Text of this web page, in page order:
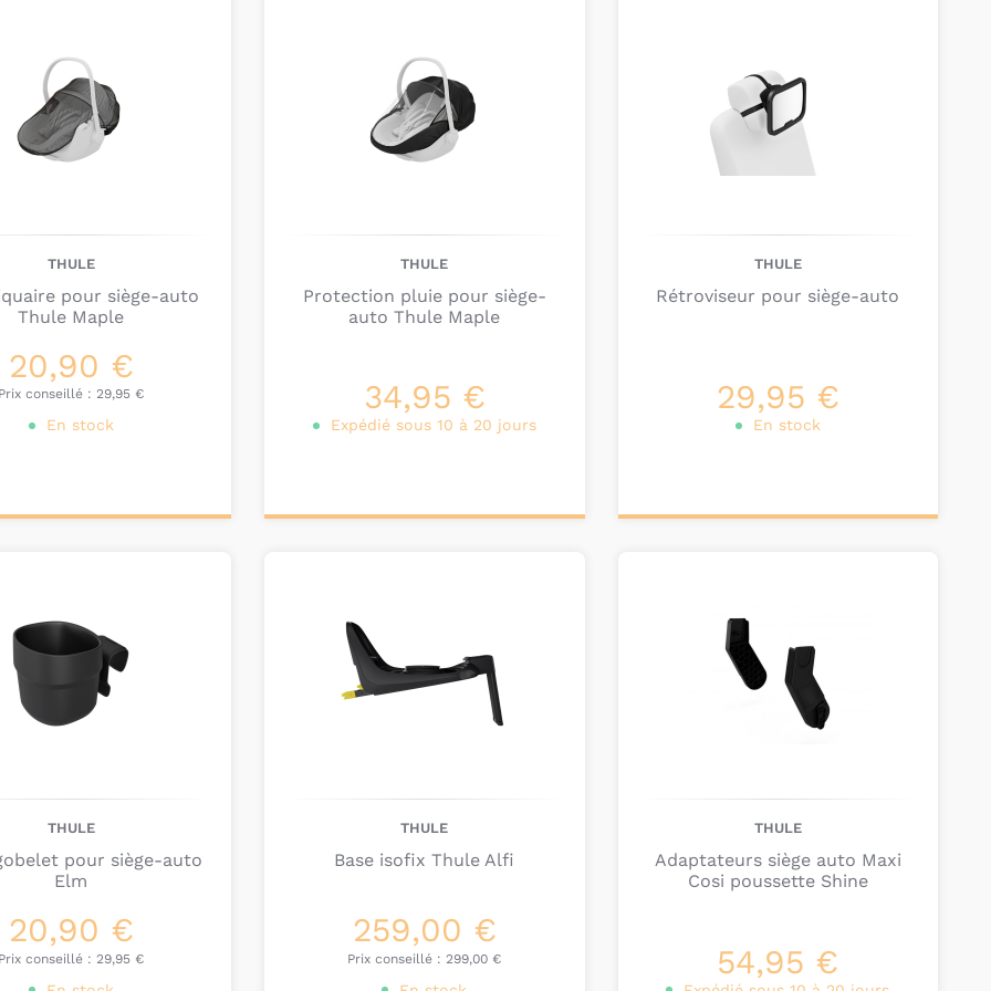
THULE
pour siège-auto
Thule Maple
20,90 €
Prix conseillé : 29,95 €
En stock
THULE
Protection pluie pour siège-
auto Thule Maple
34,95 €
Expédié sous 10 à 20 jours
THULE
Rétroviseur pour siège-auto
29,95 €
En stock
THULE
pour siège-auto
Elm
20,90 €
Prix conseillé : 29,95 €
THULE
Base isofix Thule Alfi
259,00 €
Prix conseillé : 299,00 €
THULE
Adaptateurs siège auto Maxi
Cosi poussette Shine
54,95 €